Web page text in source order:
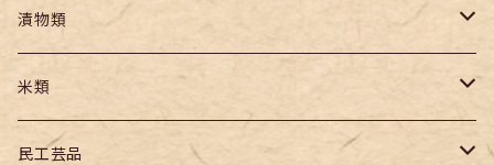
海産物類
食品
缶詰
冷凍海産物
羊羹
柚餅子
元禄餅
海産加工品
漬物類
漬物
米類
うるち米
民工芸品